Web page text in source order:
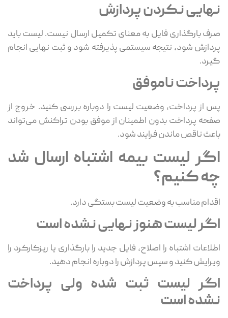
نهایی نکردن پردازش
صرف بارگذاری فایل به معنای تکمیل ارسال نیست. لیست باید
پردازش شود، نتیجه سیستمی پذیرفته شود و ثبت نهایی انجام
گیرد.
پرداخت ناموفق
پس از پرداخت، وضعیت لیست را دوباره بررسی کنید. خروج از
صفحه پرداخت بدون اطمینان از موفق بودن تراکنش می‌تواند
باعث ناقص ماندن فرایند شود.
اگر لیست بیمه اشتباه ارسال شد
چه کنیم؟
اقدام مناسب به وضعیت لیست بستگی دارد.
اگر لیست هنوز نهایی نشده است
اطلاعات اشتباه را اصلاح، فایل جدید را بارگذاری یا ریزکارکرد را
ویرایش کنید و سپس پردازش را دوباره انجام دهید.
اگر لیست ثبت شده ولی پرداخت
نشده است